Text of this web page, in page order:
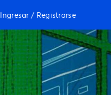
Ingresar / Registrarse